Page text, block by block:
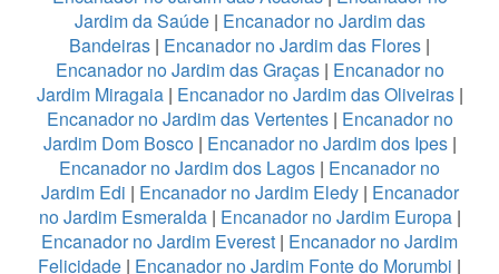
Jardim da Saúde| Encanador no Jardim das
Bandeiras | Encanador no Jardim das Flores |
Encanador no Jardim das Graças| Encanador no
Jardim Miragaia| Encanador no Jardim das Oliveiras|
Encanador no Jardim das Vertentes| Encanador no
Jardim Dom Bosco| Encanador no Jardim dos Ipes|
Encanador no Jardim dos Lagos | Encanador no
Jardim Edi | Encanador no Jardim Eledy| Encanador
no Jardim Esmeralda| Encanador no Jardim Europa|
Encanador no Jardim Everest | Encanador no Jardim
Felicidade | Encanador no Jardim Fonte do Morumbi |